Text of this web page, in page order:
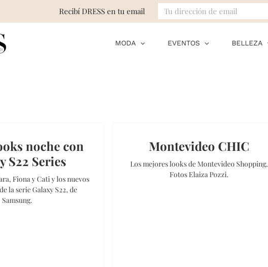
MODA EVENTOS BELLEZA
noche con
S22 Series
Fiona y Cati y los nuevos
la serie Galaxy S22, de
Samsung.
Montevideo CHIC
Los mejores looks de Montevideo Shopping,
Fotos Elaiza Pozzi.
Recibí DRESS en tu email